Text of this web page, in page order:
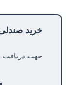
خرید
جهت دریافت